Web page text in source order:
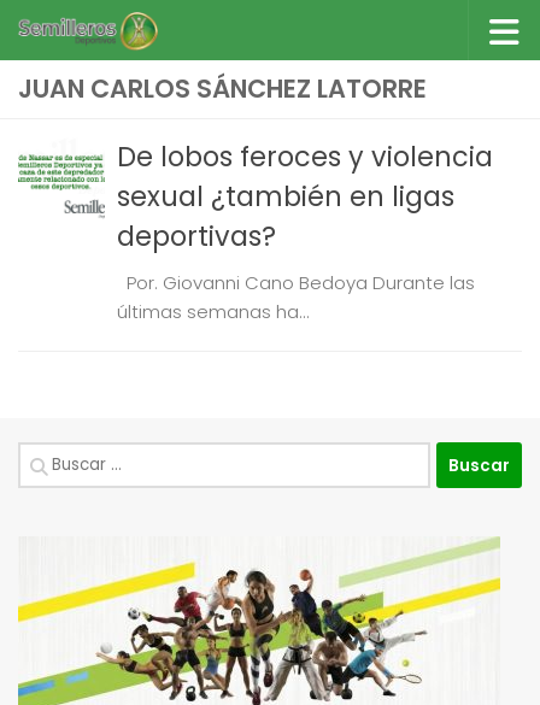
Saltar al contenido
JUAN CARLOS SÁNCHEZ LATORRE
De lobos feroces y violencia
sexual ¿también en ligas
deportivas?
Por. Giovanni Cano Bedoya Durante las
últimas semanas ha...
Buscar: